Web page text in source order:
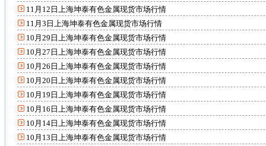
11月12日上海坤泰有色金属现货市场行情
11月3日上海坤泰有色金属现货市场行情
10月29日上海坤泰有色金属现货市场行情
10月27日上海坤泰有色金属现货市场行情
10月26日上海坤泰有色金属现货市场行情
10月20日上海坤泰有色金属现货市场行情
10月19日上海坤泰有色金属现货市场行情
10月16日上海坤泰有色金属现货市场行情
10月14日上海坤泰有色金属现货市场行情
10月13日上海坤泰有色金属现货市场行情